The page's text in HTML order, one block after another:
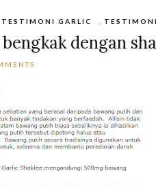
TESTIMONI GARLIC
dengan